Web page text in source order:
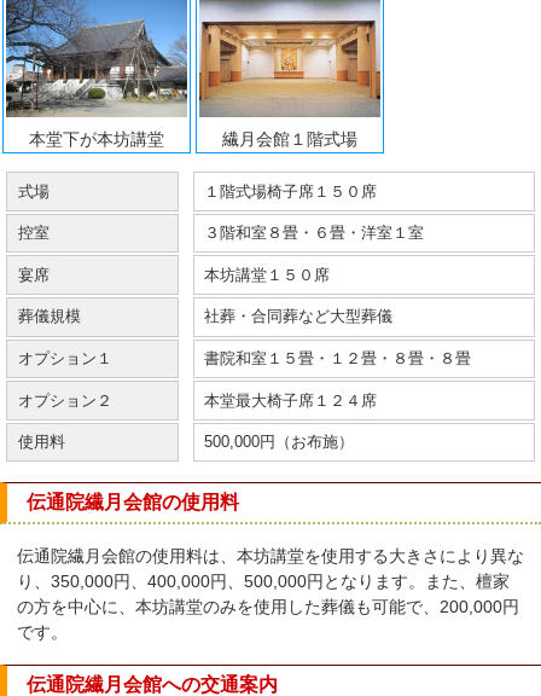
本堂下が本坊講堂 繊月会館１階式場
式場 １階式場椅子席１５０席
控室 ３階和室８畳・６畳・洋室１室
宴席 本坊講堂１５０席
葬儀規模 社葬・合同葬など大型葬儀
オプション１ 書院和室１５畳・１２畳・８畳・８畳
オプション２ 本堂最大椅子席１２４席
使用料 500,000円（お布施）
伝通院繊月会館の使用料
伝通院繊月会館の使用料は、本坊講堂を使用する大きさにより異な
り、350,000円、400,000円、500,000円となります。また、檀家
の方を中心に、本坊講堂のみを使用した葬儀も可能で、200,000円
です。
伝通院繊月会館への交通案内